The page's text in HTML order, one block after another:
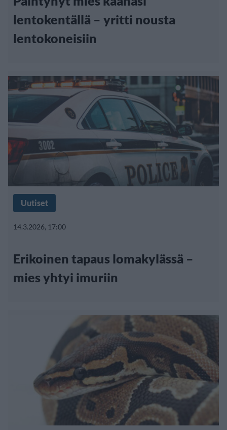
lentokentällä – yritti nousta
lentokoneisiin
Uutiset
14.3.2026, 17:00
Erikoinen tapaus lomakylässä –
mies yhtyi imuriin